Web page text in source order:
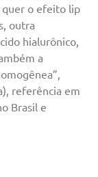
quer o efeito lip
outra
hialurônico,
a
referência em
Brasil e